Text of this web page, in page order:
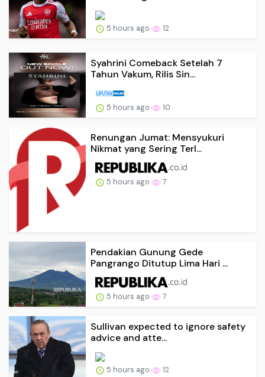
5 hours ago 12
Syahrini Comeback Setelah 7
Tahun Vakum, Rilis Sin...
5 hours ago 10
Renungan Jumat: Mensyukuri
Nikmat yang Sering Terl...
5 hours ago 7
Pendakian Gunung Gede
Pangrango Ditutup Lima Hari ...
5 hours ago 7
Sullivan expected to ignore safety
advice and atte...
5 hours ago 12